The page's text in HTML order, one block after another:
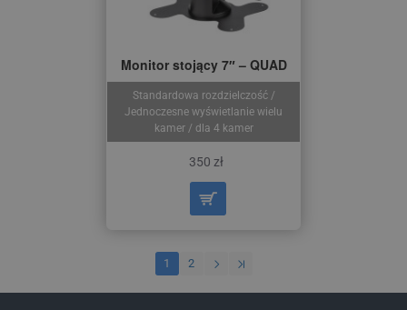
Standardowa rozdzielczość /
Jednoczesne wyświetlanie wielu
kamer / dla 4 kamer
Monitor stojący 7″ – QUAD
350 zł
1 2